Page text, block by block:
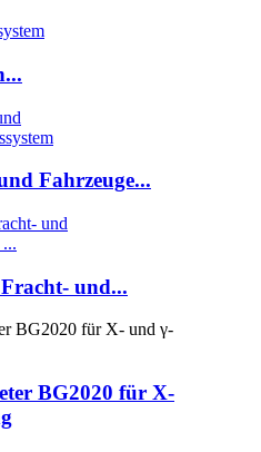
Fahrzeuge...
und...
BG2020 für X-